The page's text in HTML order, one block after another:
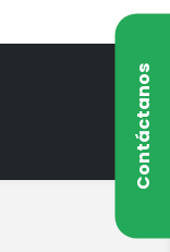
Contáctanos